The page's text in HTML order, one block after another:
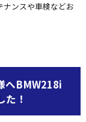
ンスや車検などお
へBMW218i
！